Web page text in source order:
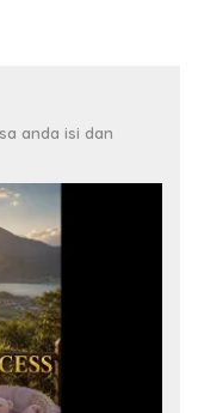
anda isi dan